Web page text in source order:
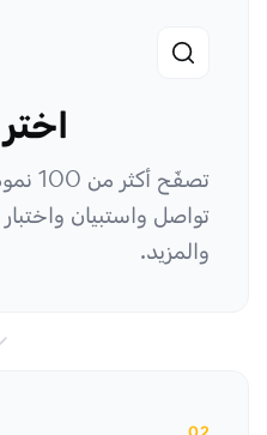
تواصل واستبيان
والمزيد.